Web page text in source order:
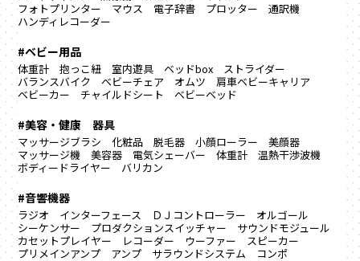
フォトプリンター
マウス 電子辞書 プロッター
通訳機
ハンディレコーダー
#ベビー用品
体重計 抱っこ紐 室内遊具 ベッドbox
ストライダー
バランスバイク
ベビーチェア オムツ
肩車ベビーキャリア
ベビーカー
チャイルドシート ベビーベッド
#美容・健康 器具
マッサージブラシ 化粧品 脱毛器 小顔ローラー
美顔器
マッサージ機
美容器 電気シェーバー 体重計
温熱干渉波機
ボディードライヤー
バリカン
#音響機器
ラジオ インターフェース ＤＪコントローラー
オルゴール
シーケンサー
プロダクションスイッチャー
サウンドモジュール
カセットプレイヤー
レコーダー ウーファー
スピーカー
プリメインアンプ
アンプ サラウンドシステム
コンポ